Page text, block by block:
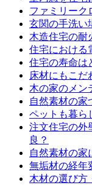
ファミリーク
玄関の手洗い
木造住宅の耐
住宅における
住宅の寿命は
床材にもこだ
木の家のメン
自然素材の家
ペットも暮ら
注文住宅の外
良？
自然素材の家
無垢材の経年
木材の選び方